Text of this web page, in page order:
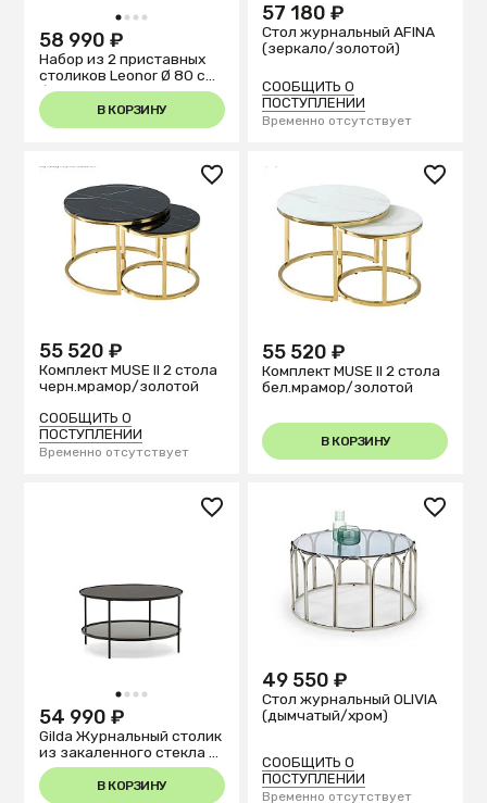
1 2 3 4
58 990 ₽
Набор из 2 приставных
столиков Leonor Ø 80 см
/ Ø 50 см
В КОРЗИНУ
57 180 ₽
Стол журнальный AFINA
(зеркало/золотой)
СООБЩИТЬ О
ПОСТУПЛЕНИИ
Временно отсутствует
55 520 ₽
Комплект MUSE II 2 стола
черн.мрамор/золотой
СООБЩИТЬ О
ПОСТУПЛЕНИИ
Временно отсутствует
55 520 ₽
Комплект MUSE II 2 стола
бел.мрамор/золотой
В КОРЗИНУ
1 2 3 4
54 990 ₽
Gilda Журнальный столик
из закаленного стекла и
металла с матовой
черной отделкой Ø 80 см
В КОРЗИНУ
49 550 ₽
Стол журнальный OLIVIA
(дымчатый/хром)
СООБЩИТЬ О
ПОСТУПЛЕНИИ
Временно отсутствует